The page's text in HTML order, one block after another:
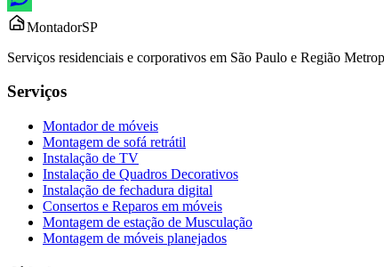
MontadorSP
Serviços residenciais e corporativos em São Paulo e Região
Serviços
Montador de móveis
Montagem de sofá retrátil
Instalação de TV
Instalação de Quadros Decorativos
Instalação de fechadura digital
Consertos e Reparos em móveis
Montagem de estação de Musculação
Montagem de móveis planejados